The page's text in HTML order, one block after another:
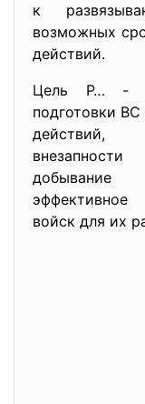
к
возможных
действий.
Цель Р… -
подготовки
добывание
войск для их